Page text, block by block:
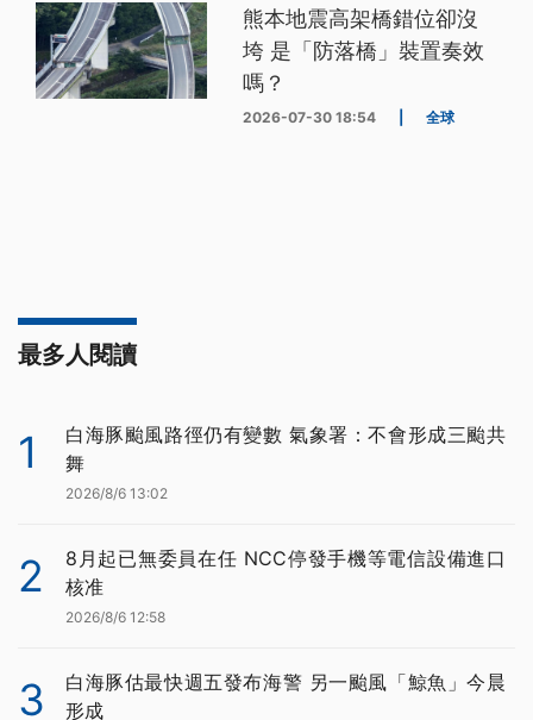
熊本地震高架橋錯位卻沒
垮 是「防落橋」裝置奏效
嗎？
2026-07-30 18:54 全球
最多人閱讀
1
白海豚颱風路徑仍有變數 氣象署：不會形成三颱共
舞
2026/8/6 13:02
2
8月起已無委員在任 NCC停發手機等電信設備進口
核准
2026/8/6 12:58
3
白海豚估最快週五發布海警 另一颱風「鯨魚」今晨
形成